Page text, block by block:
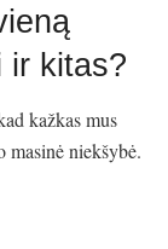
ir kitas?
kažkas mus
masinė niekšybė.